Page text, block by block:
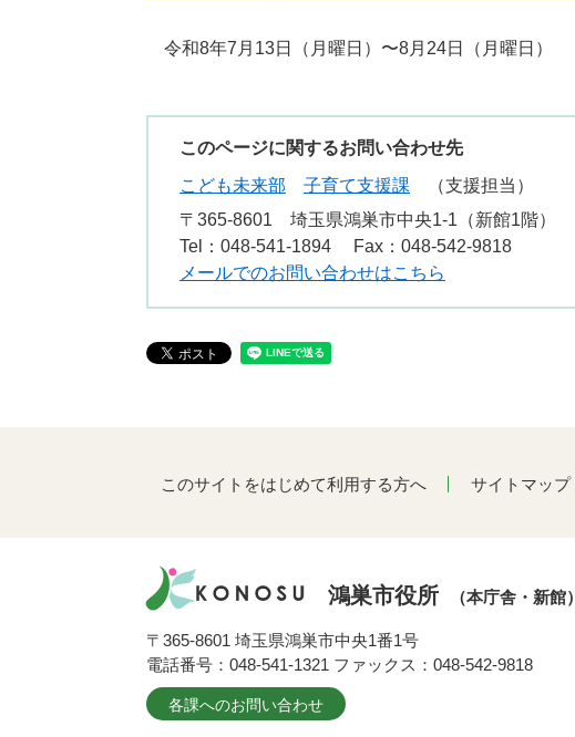
令和8年7月13日（月曜日）〜8月24日（月曜日）
このページに関するお問い合わせ先
こども未来部
子育て支援課
支援担当
〒365-8601
埼玉県鴻巣市中央1-1（新館1階）
Tel：048-541-1894
Fax：048-542-9818
メールでのお問い合わせはこちら
このサイトをはじめて利用する方へ サイトマップ
鴻巣市役所 （本庁舎・新館）
〒365-8601 埼玉県鴻巣市中央1番1号
電話番号：048-541-1321 ファックス：048-542-9818
各課へのお問い合わせ